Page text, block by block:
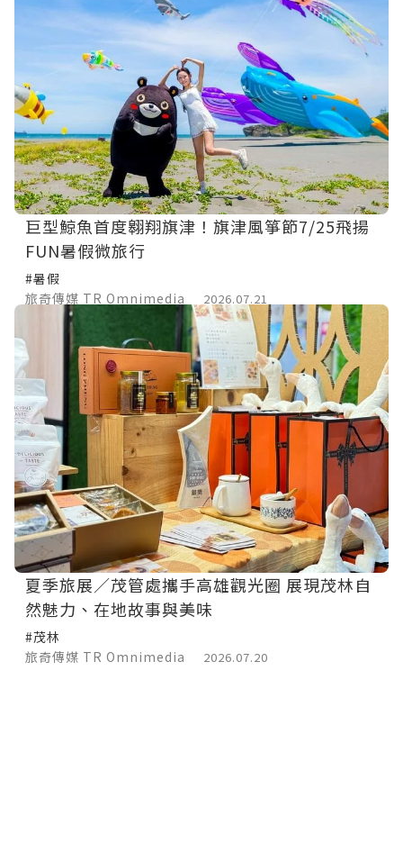
巨型鯨魚首度翱翔旗津！旗津風箏節7/25飛揚
FUN暑假微旅行
#暑假
旅奇傳媒 TR Omnimedia
2026.07.21
夏季旅展／茂管處攜手高雄觀光圈 展現茂林自
然魅力、在地故事與美味
#茂林
旅奇傳媒 TR Omnimedia
2026.07.20